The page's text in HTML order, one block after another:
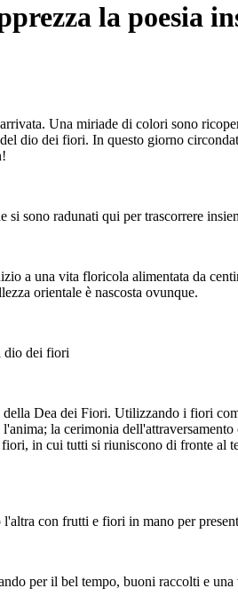
la poesia
Una miriade di colori sono
dio dei fiori. In questo giorno
sono radunati qui per trascorrere
a una vita floricola alimentata da
orientale è nascosta ovunque.
dio dei fiori
Dea dei Fiori. Utilizzando i fiori
la cerimonia
in cui tutti si riuniscono di fronte
con frutti e fiori in mano per
per il bel tempo, buoni raccolti e